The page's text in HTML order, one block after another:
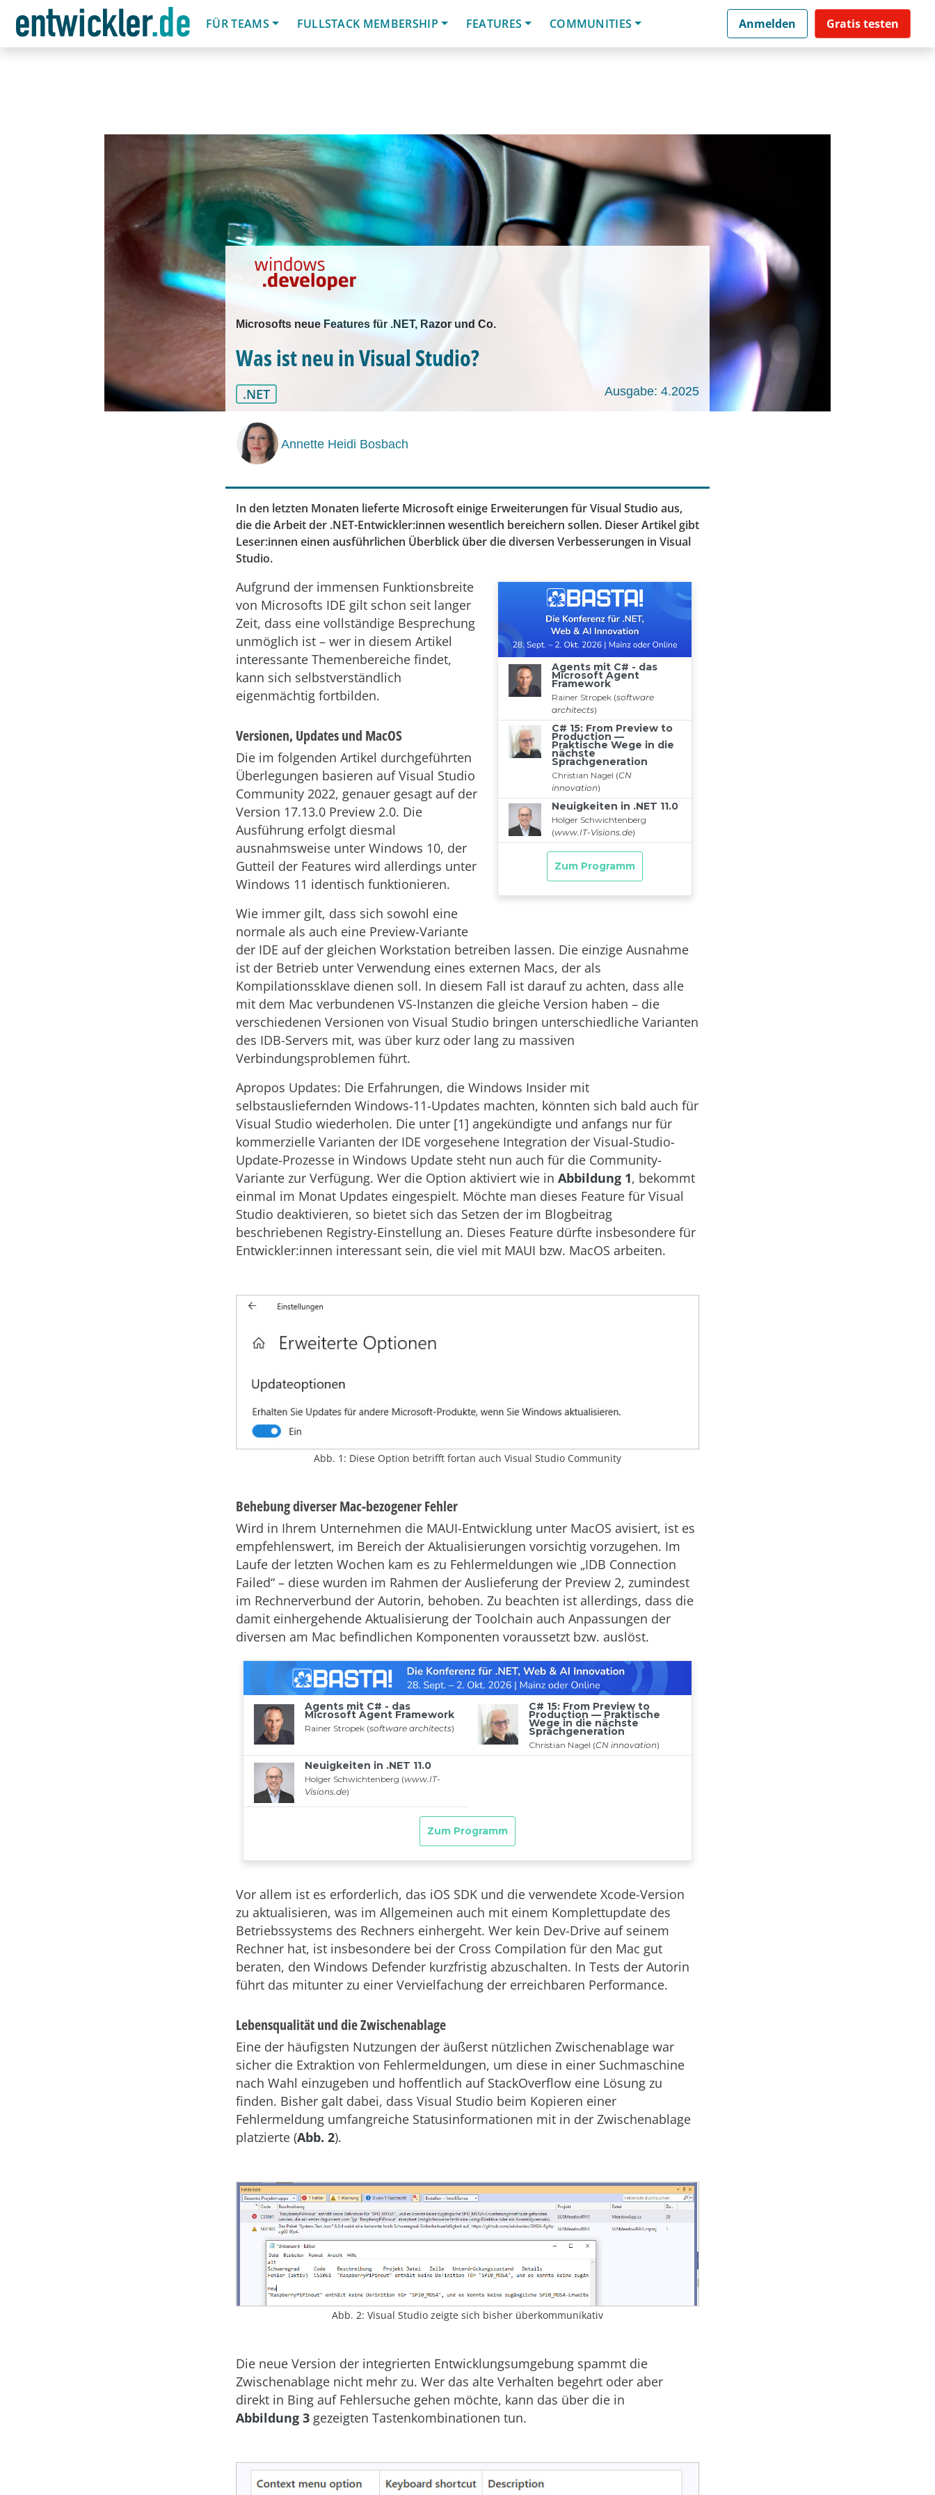
FÜR TEAMS
FULLSTACK MEMBERSHIP FEATURES COMMUNITIES Anmelden Gratis testen
Microsofts neue Features für .NET, Razor und Co.
Was ist neu in Visual Studio?
.NET Ausgabe: 4.2025
Annette Heidi Bosbach
In den letzten Monaten lieferte Microsoft einige Erweiterungen für Visual Studio aus,
die die Arbeit der .NET-Entwickler:innen wesentlich bereichern sollen. Dieser Artikel gibt
Leser:innen einen ausführlichen Überblick über die diversen Verbesserungen in Visual
Studio.
Aufgrund der immensen Funktionsbreite
von Microsofts IDE gilt schon seit langer
Zeit, dass eine vollständige Besprechung
unmöglich ist – wer in diesem Artikel
interessante Themenbereiche findet,
kann sich selbstverständlich
eigenmächtig fortbilden.
Versionen, Updates und MacOS
Die im folgenden Artikel durchgeführten
Überlegungen basieren auf Visual Studio
Community 2022, genauer gesagt auf der
Version 17.13.0 Preview 2.0. Die
Ausführung erfolgt diesmal
ausnahmsweise unter Windows 10, der
Gutteil der Features wird allerdings unter
Windows 11 identisch funktionieren.
Wie immer gilt, dass sich sowohl eine
normale als auch eine Preview-Variante
der IDE auf der gleichen Workstation betreiben lassen. Die einzige Ausnahme
ist der Betrieb unter Verwendung eines externen Macs, der als
Kompilationssklave dienen soll. In diesem Fall ist darauf zu achten, dass alle
mit dem Mac verbundenen VS-Instanzen die gleiche Version haben – die
verschiedenen Versionen von Visual Studio bringen unterschiedliche Varianten
des IDB-Servers mit, was über kurz oder lang zu massiven
Verbindungsproblemen führt.
Apropos Updates: Die Erfahrungen, die Windows Insider mit
selbstausliefernden Windows-11-Updates machten, könnten sich bald auch für
Visual Studio wiederholen. Die unter [1] angekündigte und anfangs nur für
kommerzielle Varianten der IDE vorgesehene Integration der Visual-Studio-
Update-Prozesse in Windows Update steht nun auch für die Community-
Variante zur Verfügung. Wer die Option aktiviert wie in Abbildung 1, bekommt
einmal im Monat Updates eingespielt. Möchte man dieses Feature für Visual
Studio deaktivieren, so bietet sich das Setzen der im Blogbeitrag
beschriebenen Registry-Einstellung an. Dieses Feature dürfte insbesondere für
Entwickler:innen interessant sein, die viel mit MAUI bzw. MacOS arbeiten.
Abb. 1: Diese Option betrifft fortan auch Visual Studio Community
Behebung diverser Mac-bezogener Fehler
Wird in Ihrem Unternehmen die MAUI-Entwicklung unter MacOS avisiert, ist es
empfehlenswert, im Bereich der Aktualisierungen vorsichtig vorzugehen. Im
Laufe der letzten Wochen kam es zu Fehlermeldungen wie „IDB Connection
Failed“ – diese wurden im Rahmen der Auslieferung der Preview 2, zumindest
im Rechnerverbund der Autorin, behoben. Zu beachten ist allerdings, dass die
damit einhergehende Aktualisierung der Toolchain auch Anpassungen der
diversen am Mac befindlichen Komponenten voraussetzt bzw. auslöst.
Vor allem ist es erforderlich, das iOS SDK und die verwendete Xcode-Version
zu aktualisieren, was im Allgemeinen auch mit einem Komplettupdate des
Betriebssystems des Rechners einhergeht. Wer kein Dev-Drive auf seinem
Rechner hat, ist insbesondere bei der Cross Compilation für den Mac gut
beraten, den Windows Defender kurzfristig abzuschalten. In Tests der Autorin
führt das mitunter zu einer Vervielfachung der erreichbaren Performance.
Lebensqualität und die Zwischenablage
Eine der häufigsten Nutzungen der äußerst nützlichen Zwischenablage war
sicher die Extraktion von Fehlermeldungen, um diese in einer Suchmaschine
nach Wahl einzugeben und hoffentlich auf StackOverflow eine Lösung zu
finden. Bisher galt dabei, dass Visual Studio beim Kopieren einer
Fehlermeldung umfangreiche Statusinformationen mit in der Zwischenablage
platzierte (Abb. 2).
Abb. 2: Visual Studio zeigte sich bisher überkommunikativ
Die neue Version der integrierten Entwicklungsumgebung spammt die
Zwischenablage nicht mehr zu. Wer das alte Verhalten begehrt oder aber
direkt in Bing auf Fehlersuche gehen möchte, kann das über die in
Abbildung 3 gezeigten Tastenkombinationen tun.